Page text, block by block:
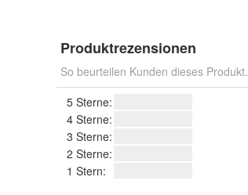
Produktrezensionen
So beurteilen Kunden dieses Produkt.
5 Sterne:
4 Sterne:
3 Sterne:
2 Sterne:
1 Stern: